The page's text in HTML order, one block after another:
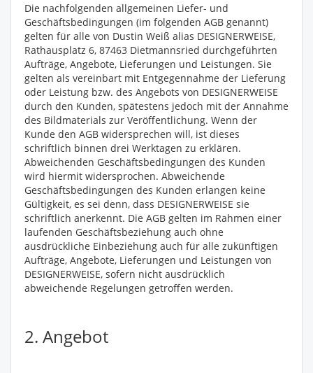
Die nachfolgenden allgemeinen Liefer- und
Geschäftsbedingungen (im folgenden AGB genannt)
gelten für alle von Dustin Weiß alias DESIGNERWEISE,
Rathausplatz 6, 87463 Dietmannsried durchgeführten
Aufträge, Angebote, Lieferungen und Leistungen. Sie
gelten als vereinbart mit Entgegennahme der Lieferung
oder Leistung bzw. des Angebots von DESIGNERWEISE
durch den Kunden, spätestens jedoch mit der Annahme
des Bildmaterials zur Veröffentlichung. Wenn der
Kunde den AGB widersprechen will, ist dieses
schriftlich binnen drei Werktagen zu erklären.
Abweichenden Geschäftsbedingungen des Kunden
wird hiermit widersprochen. Abweichende
Geschäftsbedingungen des Kunden erlangen keine
Gültigkeit, es sei denn, dass DESIGNERWEISE sie
schriftlich anerkennt. Die AGB gelten im Rahmen einer
laufenden Geschäftsbeziehung auch ohne
ausdrückliche Einbeziehung auch für alle zukünftigen
Aufträge, Angebote, Lieferungen und Leistungen von
DESIGNERWEISE, sofern nicht ausdrücklich
abweichende Regelungen getroffen werden.
2. Angebot